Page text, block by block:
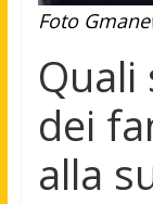
Foto
Quali
dei
alla